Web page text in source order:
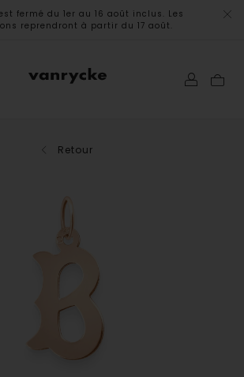
fermé du 1er au 16 août inclus. Les
reprendront à partir du 17 août.
Retour